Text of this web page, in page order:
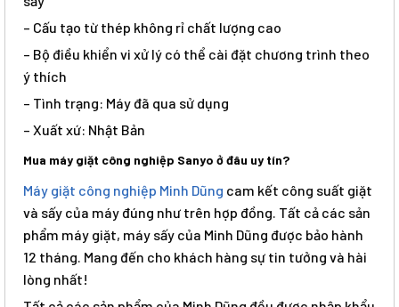
– Cấu tạo từ thép không rỉ chất lượng cao
– Bộ điều khiển vi xử lý có thể cài đặt chương trình theo
ý thích
– Tình trạng: Máy đã qua sử dụng
– Xuất xứ: Nhật Bản
Mua máy giặt công nghiệp Sanyo ở đâu uy tín?
Máy giặt công nghiệp Minh Dũng cam kết công suất giặt
và sấy của máy đúng như trên hợp đồng. Tất cả các sản
phẩm máy giặt, máy sấy của Minh Dũng được bảo hành
12 tháng. Mang đến cho khách hàng sự tin tưởng và hài
lòng nhất!